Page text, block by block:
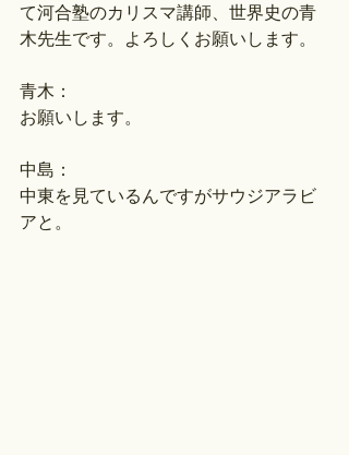
て河合塾のカリスマ講師、世界史の青
木先生です。よろしくお願いします。
青木：
お願いします。
中島：
中東を見ているんですがサウジアラビ
アと。